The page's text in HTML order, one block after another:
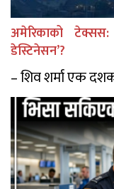
अमेरिकाको
डेस्टिनेसन’?
– शिव शर्मा एक